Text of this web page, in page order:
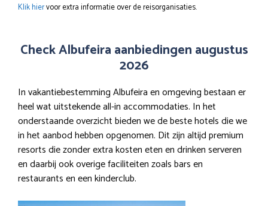
Klik hiervoor extra informatie over de reisorganisaties.
Check Albufeira aanbiedingen augustus
2026
In vakantiebestemming Albufeira en omgeving bestaan er
heel wat uitstekende all-in accommodaties. In het
onderstaande overzicht bieden we de beste hotels die we
in het aanbod hebben opgenomen. Dit zijn altijd premium
resorts die zonder extra kosten eten en drinken serveren
en daarbij ook overige faciliteiten zoals bars en
restaurants en een kinderclub.